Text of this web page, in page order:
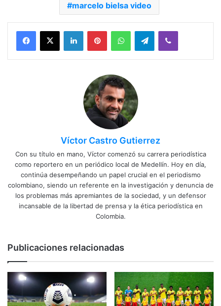
marcelo bielsa video
Facebook
X LinkedInPinterestWhatsAppTelegramViber
Víctor Castro Gutierrez
Con su título en mano, Víctor comenzó su carrera periodística
como reportero en un periódico local de Medellín. Hoy en día,
continúa desempeñando un papel crucial en el periodismo
colombiano, siendo un referente en la investigación y denuncia de
los problemas más apremiantes de la sociedad, y un defensor
incansable de la libertad de prensa y la ética periodística en
Colombia.
Publicaciones relacionadas